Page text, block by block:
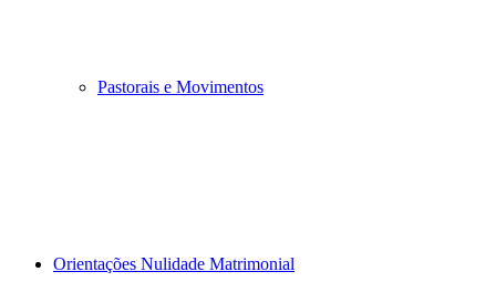
Pastorais e Movimentos
Orientações Nulidade Matrimonial